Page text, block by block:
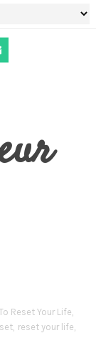
Reset Your Life,
, reset your life,